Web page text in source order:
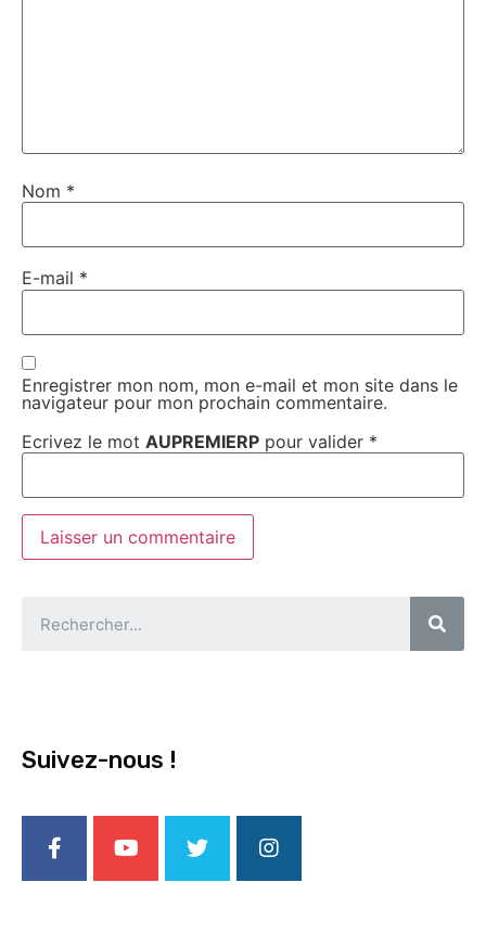
Nom *
E-mail *
Enregistrer mon nom, mon e-mail et mon site dans le
navigateur pour mon prochain commentaire.
Ecrivez le mot AUPREMIERP pour valider *
Suivez-nous !